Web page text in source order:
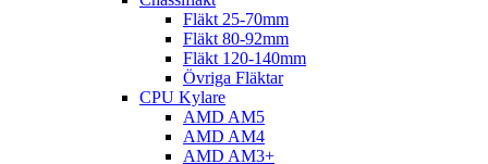
Fläkt 25-70mm
Fläkt 80-92mm
Fläkt 120-140mm
Övriga Fläktar
CPU Kylare
AMD AM5
AMD AM4
AMD AM3+